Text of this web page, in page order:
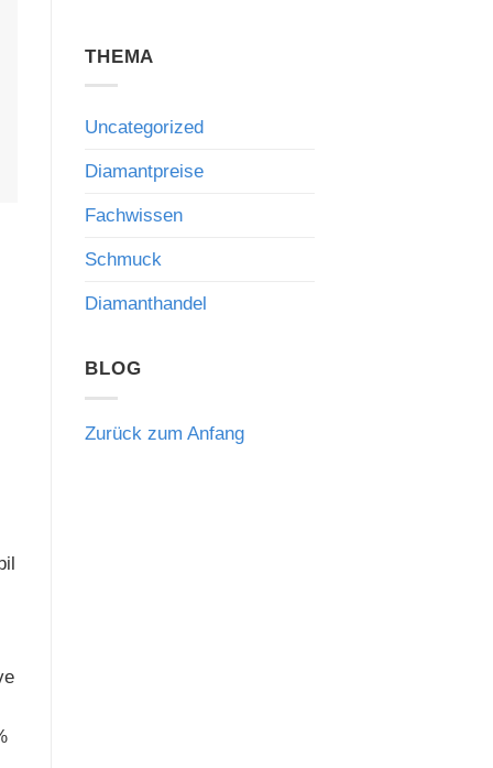
Qatar
für
internationalen
Diamanthandel
THEMA
Uncategorized
Diamantpreise
Fachwissen
Schmuck
Diamanthandel
BLOG
Zurück zum Anfang